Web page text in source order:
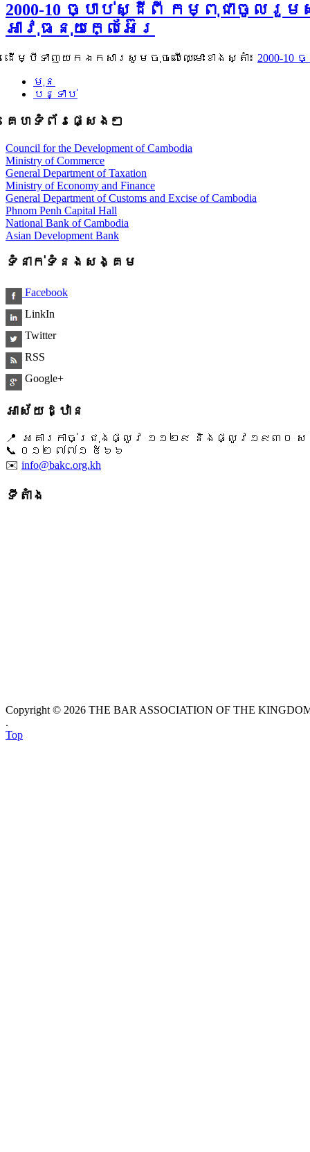
2000-10 ច្បាប់ស្ដីពី កម្ពុជាចូលរួម
អាវុធនុយក្លេអ៊ែរ
ដើម្បីទាញយកឯកសារសូមចុចលើឈ្មោះខាងស្តាំ៖ 2000-
មុន
បន្ទាប់
គេហទំព័រផ្សេងៗ
Council for the Development of Cambodia
Ministry of Commerce
General Department of Taxation
Ministry of Economy and Finance
General Department of Customs and Excise of Cambodia
Phnom Penh Capital Hall
National Bank of Cambodia
Asian Development Bank
ទំនាក់ទំនងសង្គម
Facebook
LinkIn
Twitter
RSS
Google+
អាស័យដ្ឋាន
📍 អគារកាច់ជ្រុងផ្លូវ ១១២៩ និងផ្លូវ១៩៣០ ស
📞 ​០១២ ៧៧១ ៥៦៦
✉️ info@bakc.org.kh
ទីតាំង
Copyright © 2026 THE BAR ASSOCIATION OF THE
.
Top